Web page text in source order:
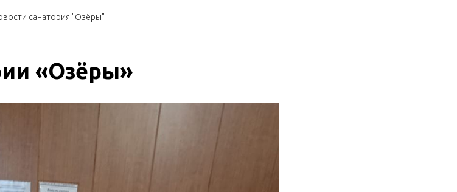
санатория "Озёры"
«Озёры»